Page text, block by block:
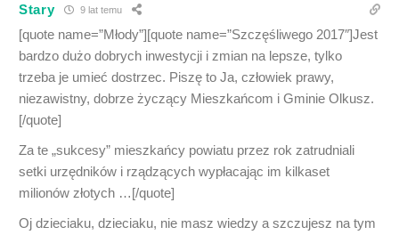
Stary 9 lat temu
[quote name=”Młody”][quote name=”Szczęśliwego 2017″]Jest
bardzo dużo dobrych inwestycji i zmian na lepsze, tylko
trzeba je umieć dostrzec. Piszę to Ja, człowiek prawy,
niezawistny, dobrze życzący Mieszkańcom i Gminie Olkusz.
[/quote]
Za te „sukcesy” mieszkańcy powiatu przez rok zatrudniali
setki urzędników i rządzących wypłacając im kilkaset
milionów złotych …[/quote]
Oj dzieciaku, dzieciaku, nie masz wiedzy a szczujesz na tym